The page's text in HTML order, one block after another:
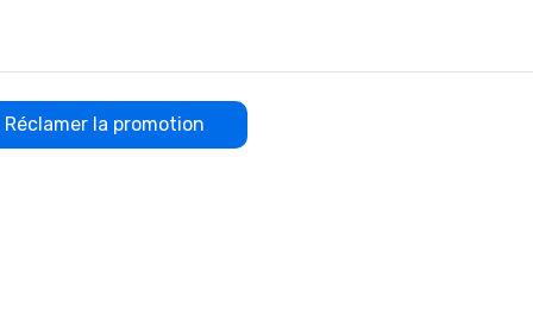
Réclamer la promotion